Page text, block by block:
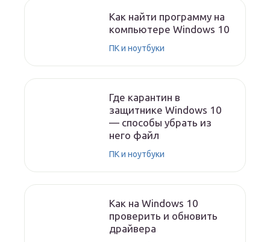
Как найти программу на
компьютере Windows 10
ПК и ноутбуки
Где карантин в
защитнике Windows 10
— способы убрать из
него файл
ПК и ноутбуки
Как на Windows 10
проверить и обновить
драйвера